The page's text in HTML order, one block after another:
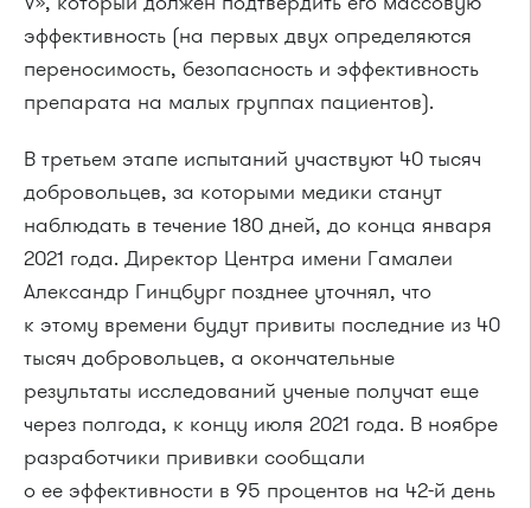
эффективность (на первых двух определяются
переносимость, безопасность и эффективность
препарата на малых группах пациентов).
В третьем этапе испытаний участвуют 40 тысяч
добровольцев, за которыми медики станут
наблюдать в течение 180 дней, до конца января
2021 года. Директор Центра имени Гамалеи
Александр Гинцбург позднее уточнял, что
к этому времени будут привиты последние из 40
тысяч добровольцев, а окончательные
результаты исследований ученые получат еще
через полгода, к концу июля 2021 года. В ноябре
разработчики прививки сообщали
о ее эффективности в 95 процентов на 42-й день